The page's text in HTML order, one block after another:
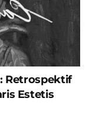
Retrospektif
Estetis